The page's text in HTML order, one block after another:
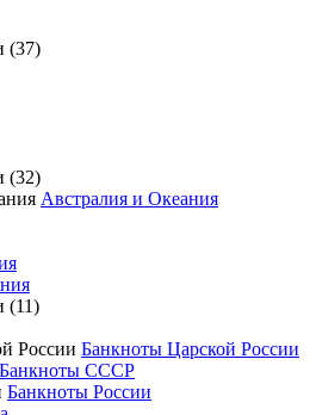
(37)
(32)
Австралия и Океания
(11)
Банкноты Царской России
Банкноты СССР
Банкноты России